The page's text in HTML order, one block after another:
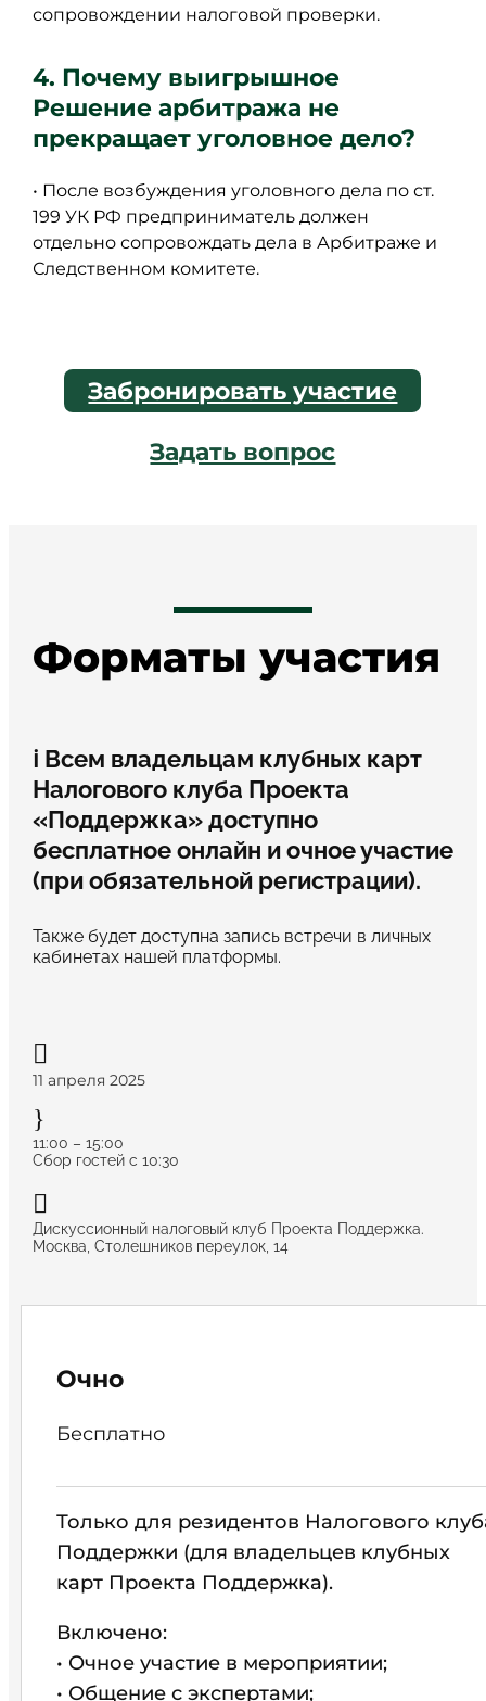
сопровождении налоговой проверки.
4. Почему выигрышное
Решение арбитража не
прекращает уголовное дело?
• После возбуждения уголовного дела по ст.
199 УК РФ предприниматель должен
отдельно сопровождать дела в Арбитраже и
Следственном комитете.
Забронировать участие
Задать вопрос
Форматы участия
ℹ️ Всем владельцам клубных карт
Налогового клуба Проекта
«Поддержка» доступно
бесплатное онлайн и очное участие
(при обязательной регистрации).
Также будет доступна запись встречи в личных
кабинетах нашей платформы.

11 апреля 2025
}
11:00 – 15:00
Сбор гостей с 10:30

Дискуссионный налоговый клуб Проекта Поддержка.
Москва, Столешников переулок, 14
Очно
Бесплатно
Только для резидентов Налогового
Поддержки (для владельцев клубных
карт Проекта Поддержка).
Включено:
• Очное участие в мероприятии;
• Общение с экспертами;